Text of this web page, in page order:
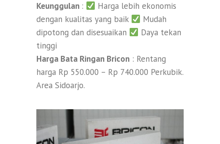
Keunggulan :
Harga lebih ekonomis
dengan kualitas yang baik
Mudah
dipotong dan disesuaikan
Daya tekan
tinggi
Harga Bata Ringan Bricon : Rentang
harga Rp 550.000 – Rp 740.000 Perkubik.
Area Sidoarjo.